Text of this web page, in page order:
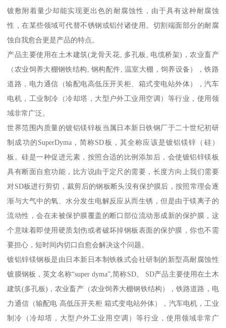
镀敷附着量少却能实现更出色的耐腐蚀性，由于具有这种耐腐蚀
性，在某些领域可代替不锈钢或铝付诸使用。切割端面部分的耐腐
蚀自我愈合更是产品的特点。
产品主要使用在土木建筑(龙骨天花, 多孔板, 电缆桥架)，农业畜产
（农业饲养大棚钢铁结构, 钢构配件, 温室大棚，饲养设备），铁路
道路，电力通信（输配电高低压开关柜、箱式变电站外体），汽车
电机，工业制冷（冷却塔，大型户外工业用空调）等行业，使用领
域非常广泛。
世界范围内质量的镀铝镁锌板当属日本新日铁钢厂于二十世纪初研
制成功的SuperDyma，简称SD板，其全称应该是镀铝镁锌（硅）
板。硅是一种促进元素，按照合适的比例添加后，会使镀铝锌镁板
具有断面自愈功能，比方说由于定尺的需要，长度方向上我们需要
对SD板进行剪切，裁剪后的钢板断头没有保护膜后，按照常理会逐
渐与大气中的氧、水分发生电解反应从而生锈，但是由于镁离子的
流动性，会在未被保护膜覆盖的断口部位流动形成新的保护膜，这
个意味着即使用硬质划伤或者破坏掉钢板表面的保护膜，你也不需
要担心，短时间内切口自愈会解决这个问题。
镀铝锌镁钢板是由日本新日本制铁株式会社研制的新型高耐腐蚀性
镀膜钢板，英文名称“super dyma”,简称SD。 SD产品主要使用在土木
建筑(多孔板)，农业畜产（农业饲养大棚钢铁结构），铁路道路，电
力通信（输配电 高低压开关柜 箱式变电站外体），汽车电机，工业
制冷（冷却塔，大型户外工业用空调）等行业，使用领域非常广